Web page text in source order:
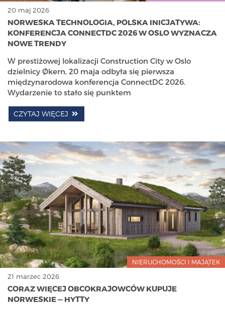
20 maj 2026
NORWESKA TECHNOLOGIA, POLSKA INICJATYWA:
KONFERENCJA CONNECTDC 2026 W OSLO WYZNACZA
NOWE TRENDY
W prestiżowej lokalizacji Construction City w Oslo
dzielnicy Økern, 20 maja odbyła się pierwsza
międzynarodowa konferencja ConnectDC 2026.
Wydarzenie to stało się punktem
CZYTAJ WIĘCEJ
NIERUCHOMOŚCI I MAJĄTEK
21 marzec 2026
CORAZ WIĘCEJ OBCOKRAJOWCÓW KUPUJE
NORWESKIE — HYTTY